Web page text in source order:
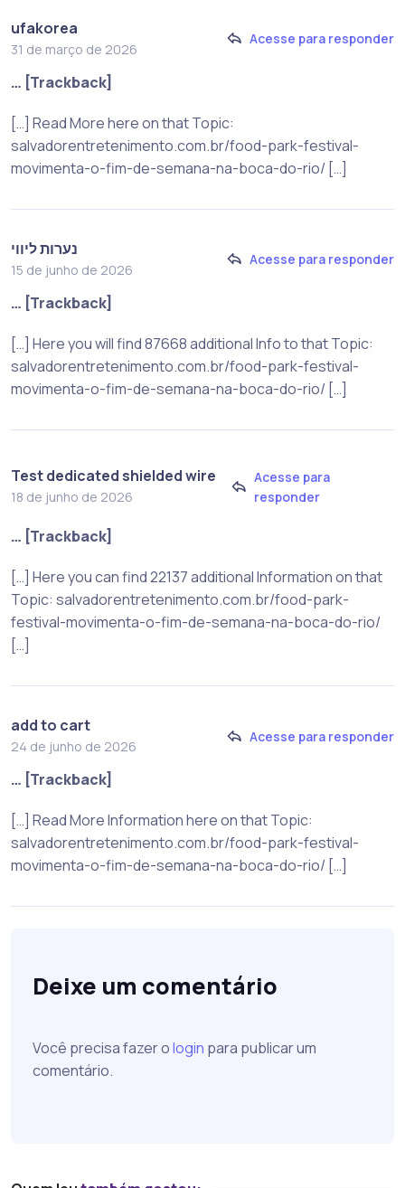
ufakorea
31 de março de 2026
Acesse para responder
… [Trackback]
[…] Read More here on that Topic:
salvadorentretenimento.com.br/food-park-festival-
movimenta-o-fim-de-semana-na-boca-do-rio/ […]
נערות ליווי
15 de junho de 2026
Acesse para responder
… [Trackback]
[…] Here you will find 87668 additional Info to that Topic:
salvadorentretenimento.com.br/food-park-festival-
movimenta-o-fim-de-semana-na-boca-do-rio/ […]
Test dedicated shielded wire
18 de junho de 2026
Acesse para
responder
… [Trackback]
[…] Here you can find 22137 additional Information on that
Topic: salvadorentretenimento.com.br/food-park-
festival-movimenta-o-fim-de-semana-na-boca-do-rio/
[…]
add to cart
24 de junho de 2026
Acesse para responder
… [Trackback]
[…] Read More Information here on that Topic:
salvadorentretenimento.com.br/food-park-festival-
movimenta-o-fim-de-semana-na-boca-do-rio/ […]
Deixe um comentário
Você precisa fazer ologin para publicar um
comentário.